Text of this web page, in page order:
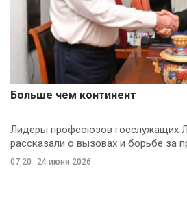
Больше чем континент
Лидеры профсоюзов госслужащих
рассказали о вызовах и борьбе за
07:20 24 июня 2026